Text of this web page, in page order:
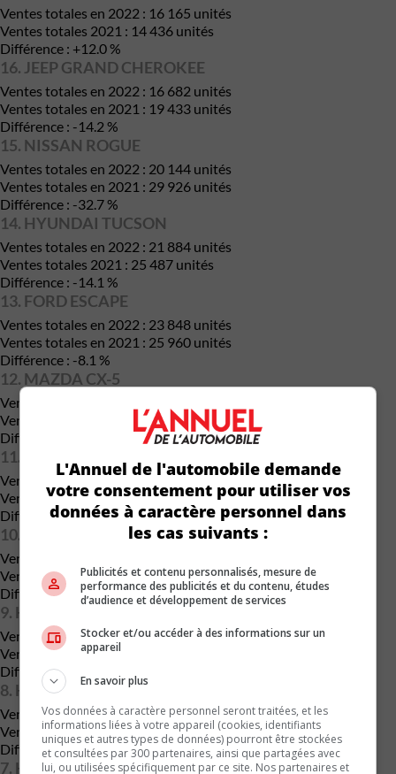
Ventes totales en 2022 : 16 165 unités
Ventes totales 2021 : 14 436 unités
Différence : +12.0 %
16. JEEP GRAND CHEROKEE
Ventes totales en 2022 : 16 682 unités
Ventes totales en 2021 : 19 433 unités
Différence : -14.2 %
15. NISSAN ROGUE
Ventes totales en 2022 : 20 144 unités
Ventes totales en 2021 : 29 926 unités
Différence : -32.7 %
14. HYUNDAI TUCSON
Ventes totales en 2022 : 21 884 unités
Ventes totales 2021 : 25 487 unités
Différence : -14.1 %
13. FORD ESCAPE
Ventes totales en 2022 : 23 848 unités
Ventes totales en 2021 : 25 960 unités
Différence : -8.1 %
12. MAZDA CX-5
Ventes totales en 2022 : 23 954 unités
Ventes totales en 2021 : 26 571 unités
Différence : -9.8 %
11. JEEP WRANGLER
Ventes totales en 2022 : 23 994 unités
Ventes totales en 2021 : 20 026 unités
Différence : +19.8 %
10. HYUNDAI ELANTRA
Ventes totales pour 2022 : 24 559 unités
Ventes totales en 2021 : 26 312 unités
Différence : -6.7 %
9. HYUNDAI KONA
Ventes cumulées en 2022 : 24 579 unités
Ventes cumulées de 2021 : 31 101 unités
Différence : -21.0 %
8. HONDA CIVIC
Ventes totales en 2022 : 29 722 unités
Ventes totales en 2021 : 43 556 unités
Différence : -31.8 %
7. HONDA CR-V
L'Annuel de l'automobile demande
votre consentement pour utiliser vos
données à caractère personnel dans
les cas suivants :
Publicités et contenu personnalisés, mesure de
performance des publicités et du contenu, études
d’audience et développement de services
Stocker et/ou accéder à des informations sur un
appareil
En savoir plus
Vos données à caractère personnel seront traitées, et les
informations liées à votre appareil (cookies, identifiants
uniques et autres types de données) pourront être stockées
et consultées par 300 partenaires, ainsi que partagées avec
lui, ou utilisées spécifiquement par ce site. Nos partenaires et